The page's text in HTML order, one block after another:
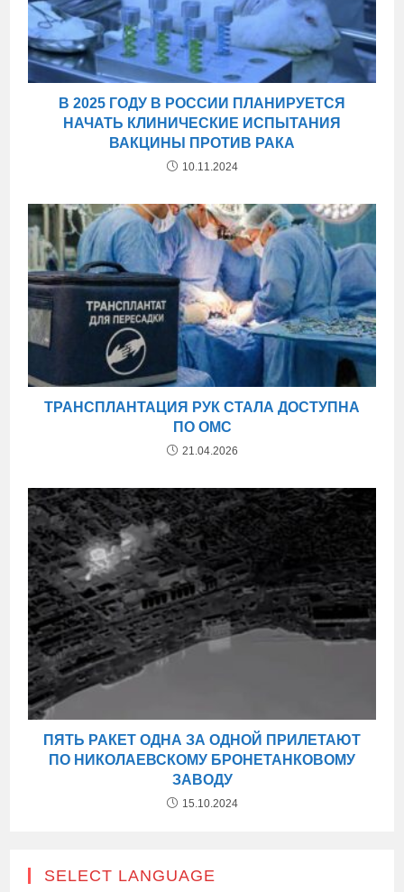
В 2025 ГОДУ В РОССИИ ПЛАНИРУЕТСЯ
НАЧАТЬ КЛИНИЧЕСКИЕ ИСПЫТАНИЯ
ВАКЦИНЫ ПРОТИВ РАКА
10.11.2024
ТРАНСПЛАНТАЦИЯ РУК СТАЛА ДОСТУПНА
ПО ОМС
21.04.2026
ПЯТЬ РАКЕТ ОДНА ЗА ОДНОЙ ПРИЛЕТАЮТ
ПО НИКОЛАЕВСКОМУ БРОНЕТАНКОВОМУ
ЗАВОДУ
15.10.2024
SELECT LANGUAGE